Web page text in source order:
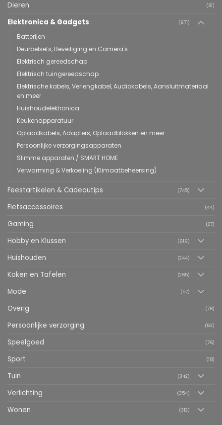
Dieren (81)
Elektronica & Gadgets (971)
Batterijen
Deurbelsets, Beveiliging en Camera's
Elektrisch gereedschap
Elektrisch tuingereedschap
Elektrische kabels, Verlengkabel, Audiokabels, Aansluitmateriaal
en meer
Huishoudelektronica
Keukenapparatuur
Oplaadkabels, Adapters, Oplaadblokken en meer
Persoonlijke verzorgingsapparaten
Slimme apparaten / SMART HOME
Verwarming & Verkoeling (Klimaatbeheersing)
Feestartikelen & Cadeautips (745)
Fietsaccessoires (44)
Gaming (27)
Hobby en Klussen (919)
Huishouden (244)
Koken en Tafelen (265)
Mode (57)
Overig (76)
Persoonlijke verzorging (63)
Speelgoed (76)
Sport (18)
Tuin (342)
Verlichting (354)
Wonen (312)